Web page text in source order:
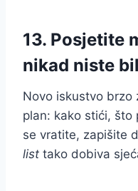
13. Posjetite
nikad niste
Novo iskustvo brzo
plan: kako stići, što
se vratite, zapišite
list tako dobiva